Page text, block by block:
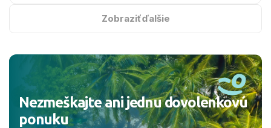
s hviezdičkou. ​Už teraz sa tešíme, kam s nami vyrazíte
Zobraziť ďalšie
Nezmeškajte ani jednu dovolenkovú
ponuku